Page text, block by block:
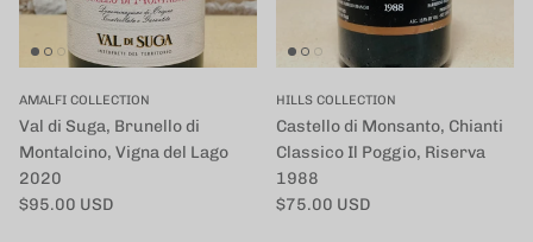
AMALFI COLLECTION
Val di Suga, Brunello di
Montalcino, Vigna del Lago
2020
定価
$95.00 USD
HILLS COLLECTION
Castello di Monsanto, Chianti
Classico Il Poggio, Riserva
1988
定価
$75.00 USD